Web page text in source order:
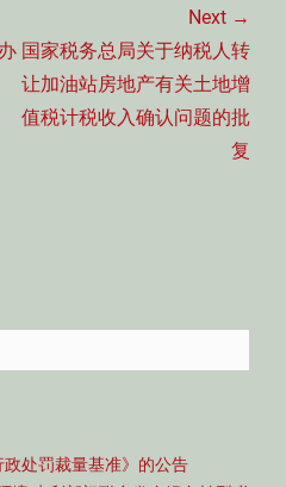
Next →
Next
post:
国家税务总局关于纳税人转
让加油站房地产有关土地增
值税计税收入确认问题的批
复
处罚裁量基准》的公告